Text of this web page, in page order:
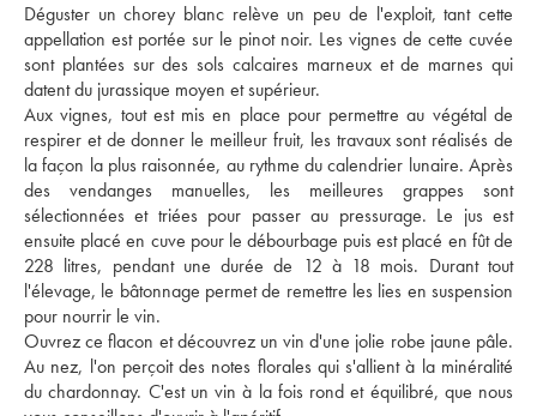
Déguster un chorey blanc relève un peu de l'exploit, tant cette
appellation est portée sur le pinot noir. Les vignes de cette cuvée
sont plantées sur des sols calcaires marneux et de marnes qui
datent du jurassique moyen et supérieur.
Aux vignes, tout est mis en place pour permettre au végétal de
respirer et de donner le meilleur fruit, les travaux sont réalisés de
la façon la plus raisonnée, au rythme du calendrier lunaire. Après
des vendanges manuelles, les meilleures grappes sont
sélectionnées et triées pour passer au pressurage. Le jus est
ensuite placé en cuve pour le débourbage puis est placé en fût de
228 litres, pendant une durée de 12 à 18 mois. Durant tout
l'élevage, le bâtonnage permet de remettre les lies en suspension
pour nourrir le vin.
Ouvrez ce flacon et découvrez un vin d'une jolie robe jaune pâle.
Au nez, l'on perçoit des notes florales qui s'allient à la minéralité
du chardonnay. C'est un vin à la fois rond et équilibré, que nous